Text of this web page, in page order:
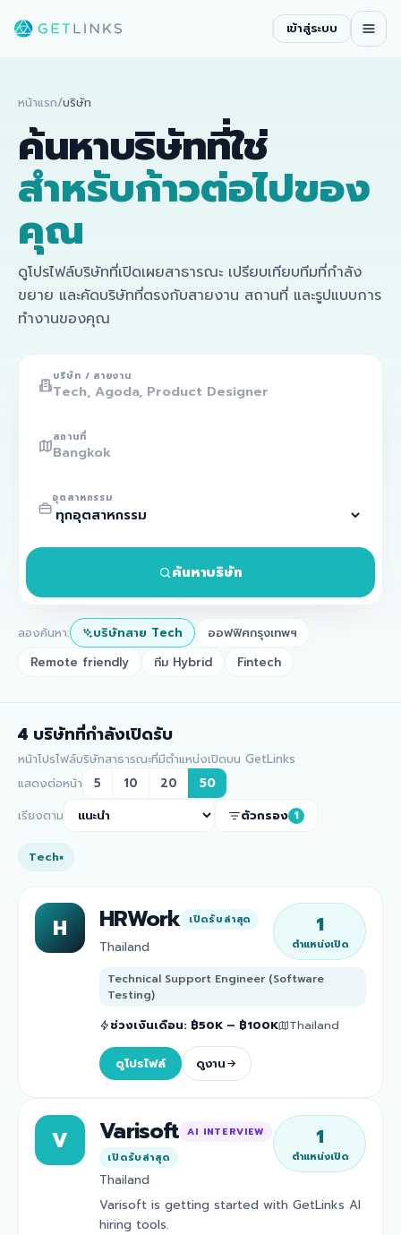
เข้าสู่ระบบ
หน้าแรก/บริษัท
ค้นหาบริษัทที่ใช่
สำหรับก้าวต่อไปของ
คุณ
ดูโปรไฟล์บริษัทที่เปิดเผยสาธารณะ เปรียบเทียบทีมที่กำลัง
ขยาย และคัดบริษัทที่ตรงกับสายงาน สถานที่ และรูปแบบการ
ทำงานของคุณ
บริษัท / สายงาน
สถานที่
อุตสาหกรรม
ค้นหาบริษัท
ลองค้นหา: บริษัทสาย Tech
ออฟฟิศกรุงเทพฯ
Remote friendly
ทีม Hybrid Fintech
4 บริษัทที่กำลังเปิดรับ
หน้าโปรไฟล์บริษัทสาธารณะที่มีตำแหน่งเปิดบน GetLinks
แสดงต่อหน้า
5 10 20
50
เรียงตาม
ตัวกรอง 1
Tech×
H HRWork เปิดรับล่าสุด
Thailand
1
ตำแหน่งเปิด
Technical Support Engineer (Software
Testing)
ช่วงเงินเดือน: ฿50K – ฿100K Thailand
ดูโปรไฟล์ ดูงาน
V Varisoft
AI INTERVIEW
เปิดรับล่าสุด
Thailand
1
ตำแหน่งเปิด
Varisoft is getting started with GetLinks AI
hiring tools.